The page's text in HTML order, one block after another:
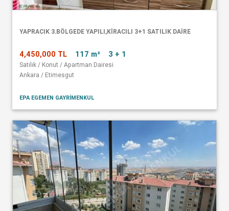
YAPRACIK 3.BÖLGEDE YAPILI,KİRACILI 3+1 SATILIK DAİRE
4,450,000 TL 117 m² 3 + 1
Satılık / Konut / Apartman Dairesi
Ankara / Etimesgut
EPA EGEMEN GAYRİMENKUL